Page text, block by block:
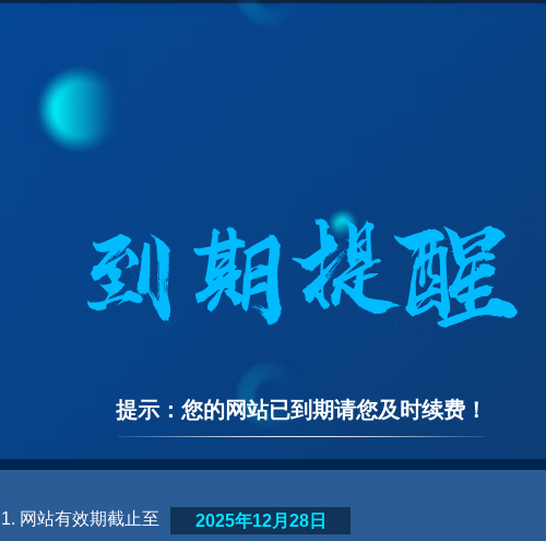
提示：您的网站已到期请您及时续费！
1. 网站有效期截止至
2025年12月28日